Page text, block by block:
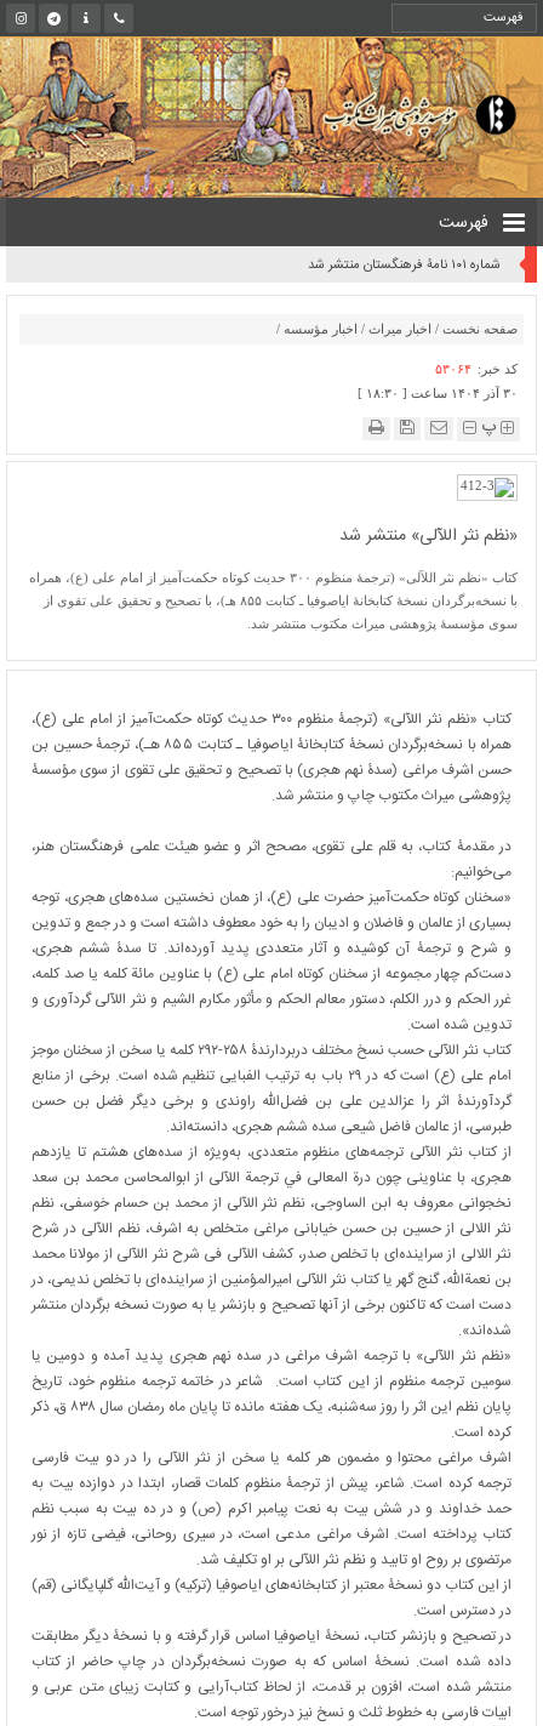
فهرست
شماره ۱۰۱ نامۀ فرهنگستان منتشر شد
صفحه نخست / اخبار میراث / اخبار مؤسسه /
کد خبر: ۵۳۰۶۴
۳۰ آذر ۱۴۰۴ ساعت [ ۱۸:۳۰ ]
پ
«نظم نثر اللآلی» منتشر شد
کتاب «نظم نثر اللآلی» (ترجمۀ منظوم ۳۰۰ حدیث کوتاه حکمت‌آمیز از امام علی (ع)، همراه
با نسخه‌برگردان نسخۀ کتابخانۀ ایاصوفیا ـ کتابت ۸۵۵ هـ)، با تصحیح و تحقیق علی تقوی از
سوی مؤسسۀ پژوهشی میراث مکتوب منتشر شد.
کتاب «نظم نثر اللآلی» (ترجمۀ منظوم ۳۰۰ حدیث کوتاه حکمت‌آمیز از امام علی (ع)،
همراه با نسخه‌برگردان نسخۀ کتابخانۀ ایاصوفیا ـ کتابت ۸۵۵ هـ)، ترجمۀ حسین بن
حسن اشرف مراغی (سدۀ نهم هجری) با تصحیح و تحقیق علی تقوی از سوی مؤسسۀ
پژوهشی میراث مکتوب چاپ و منتشر شد.
در مقدمۀ کتاب، به قلم علی تقوی، مصحح اثر و عضو هیئت علمی فرهنگستان هنر،
می‌خوانیم:
«سخنان کوتاه حکمت‌آمیز حضرت علی (ع)، از همان نخستین سده‌های هجری، توجه
بسیاری از عالمان و فاضلان و ادیبان را به خود معطوف داشته است و در جمع و تدوین
و شرح و ترجمۀ آن کوشیده و آثار متعددی پدید آورده‌اند. تا سدۀ ششم هجری،
دست‌کم چهار مجموعه از سخنان کوتاه امام علی (ع) با عناوین مائة كلمه يا صد كلمه،
غرر الحكم و درر الكلم، دستور معالم الحكم و مأثور مکارم الشيم و نثر اللآلی گردآوری و
تدوین شده است.
کتاب نثر اللآلى حسب نسخ مختلف دربردارندۀ ۲۵۸-۲۹۲ کلمه یا سخن از سخنان موجز
امام علی (ع) است که در ۲۹ باب به ترتیب الفبایی تنظیم شده است. برخی از منابع
گردآورندۀ اثر را عزالدین علی بن فضل‌الله راوندی و برخی دیگر فضل بن حسن
طبرسی، از عالمان فاضل شیعی سده ششم هجری، دانسته‌اند.
از کتاب نثر اللآلی ترجمه‌های منظوم متعددی، به‌ویژه از سده‌های هشتم تا یازدهم
هجری، با عناوینی چون درة المعالى في ترجمة اللآلی از ابوالمحاسن محمد بن سعد
نخجوانی معروف به ابن الساوجی، نظم نثر اللآلی از محمد بن حسام خوسفی، نظم
نثر اللالی از حسین بن حسن خیابانی مراغی متخلص به اشرف، نظم اللآلی در شرح
نثر اللالی از سراینده‌ای با تخلص صدر، كشف اللآلى فى شرح نثر اللآلی از مولانا محمد
بن نعمة‌الله، گنج گھر یا کتاب نثر اللآلی امیرالمؤمنین از سراینده‌ای با تخلص ندیمی، در
دست است که تاکنون برخی از آنها تصحیح و بازنشر یا به صورت نسخه برگردان منتشر
شده‌اند».
«نظم نثر اللآلی» با ترجمه اشرف مراغی در سده نهم هجری پدید آمده و دومین یا
سومین ترجمه منظوم از این کتاب است. شاعر در خاتمه ترجمه منظوم خود، تاریخ
پایان نظم این اثر را روز سه‌شنبه، یک هفته مانده تا پایان ماه رمضان سال ۸۳۸ ق، ذکر
کرده است.
اشرف مراغی محتوا و مضمون هر کلمه یا سخن از نثر اللآلی را در دو بیت فارسی
ترجمه کرده است. شاعر، پیش از ترجمۀ منظوم کلمات قصار، ابتدا در دوازده بیت به
حمد خداوند و در شش بیت به نعت پیامبر اکرم (ص) و در ده بیت به سبب نظم
کتاب پرداخته است. اشرف مراغی مدعی است، در سیری روحانی، فیضی تازه از نور
مرتضوی بر روح او تابید و نظم نثر اللآلی بر او تکلیف شد.
از این کتاب دو نسخۀ معتبر از کتابخانه‌های ایاصوفیا (ترکیه) و آیت‌الله گلپایگانی (قم)
در دسترس است.
در تصحیح و بازنشر کتاب، نسخۀ ایاصوفیا اساس قرار گرفته و با نسخۀ دیگر مطابقت
داده شده است. نسخۀ اساس که به صورت نسخه‌برگردان در چاپ حاضر از کتاب
منتشر شده است، افزون بر قدمت، از لحاظ کتاب‌آرایی و کتابت زیبای متن عربی و
ابیات فارسی به خطوط ثلث و نسخ نیز درخور توجه است.